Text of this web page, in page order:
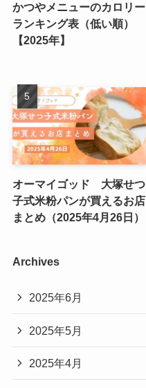
かつやメニューのカロリー
ランキング表（低い順）
【2025年】
オーマイゴッド 大塚せつ
子式米粉パンが買えるお店
まとめ（2025年4月26日）
Archives
2025年6月
2025年5月
2025年4月